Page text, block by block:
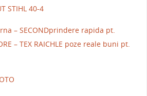
STIHL 40-4
– SECONDprindere rapida pt.
– TEX RAICHLE poze reale buni pt.